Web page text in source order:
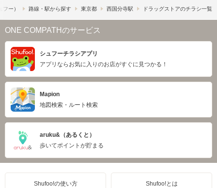
ー） 路線・駅から探す 東京都 西国分寺駅 ドラッグストアのチラシ一覧
ONE COMPATHのサービス
シュフーチラシアプリ
アプリならお気に入りのお店がすぐに見つかる！
Mapion
地図検索・ルート検索
aruku&（あるくと）
歩いてポイントが貯まる
Shufoo!の使い方 Shufoo!とは